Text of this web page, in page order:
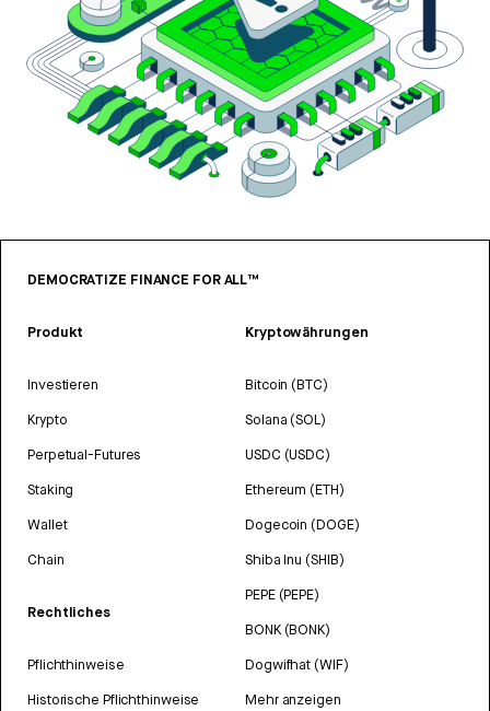
DEMOCRATIZE FINANCE FOR ALL™
Produkt
Investieren
Krypto
Perpetual-Futures
Staking
Wallet
Chain
Rechtliches
Pflichthinweise
Historische Pflichthinweise
Kryptowährungen
Bitcoin (BTC)
Solana (SOL)
USDC (USDC)
Ethereum (ETH)
Dogecoin (DOGE)
Shiba Inu (SHIB)
PEPE (PEPE)
BONK (BONK)
Dogwifhat (WIF)
Mehr anzeigen